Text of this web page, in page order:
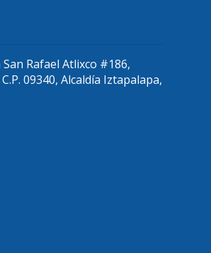
San Rafael Atlixco #186,
09340, Alcaldía Iztapalapa,